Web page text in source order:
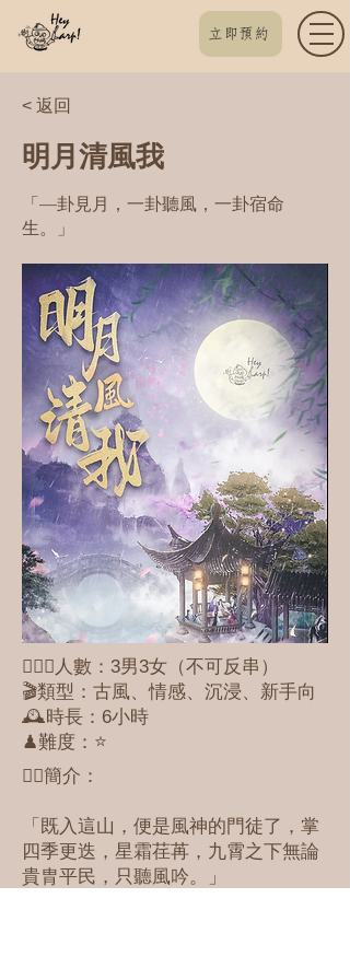
立即預約
< 返回
明月清風我
「—卦見月，一卦聽風，一卦宿命
生。」
🕵🏻‍♀️人數：3男3女（不可反串）
🎬類型：古風、情感、沉浸、新手向
🕰時長：6小時
♟難度：⭐
✍🏼簡介：
「既入這山，便是風神的門徒了，掌
四季更迭，星霜荏苒，九霄之下無論
貴胄平民，只聽風吟。」